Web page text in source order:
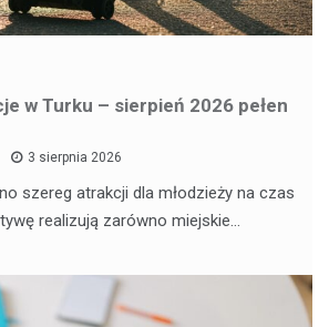
w Turku – sierpień 2026 pełen
3 sierpnia 2026
szereg atrakcji dla młodzieży na czas
realizują zarówno miejskie…